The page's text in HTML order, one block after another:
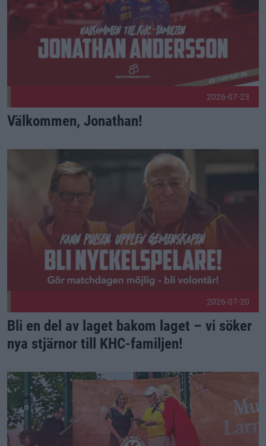
2026-07-23
Välkommen, Jonathan!
Bli en del av laget bakom laget – vi söker nya stjärnor till
2026-07-20
Bli en del av laget bakom laget – vi söker
nya stjärnor till KHC-familjen!
Martina Friberg och KHC-Flick tilldelas Lions Stipendium